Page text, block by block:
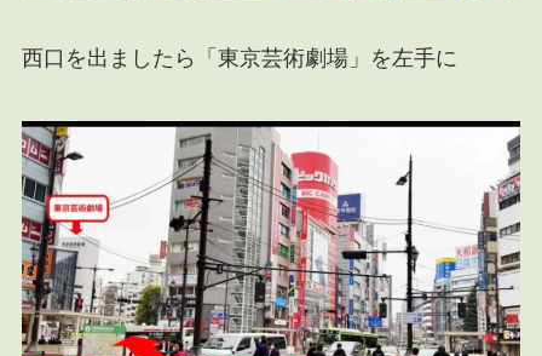
西口を出ましたら「東京芸術劇場」を左手に